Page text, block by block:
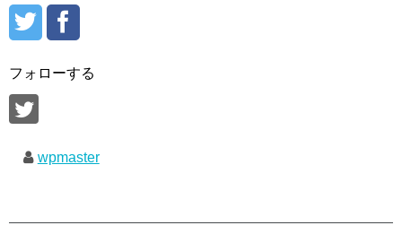
フォローする
wpmaster